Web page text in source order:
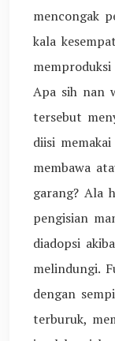
mencongak
kala
Apa sih nan
tersebut
diisi
membawa
garang? Ala
pengisian
diadopsi
melindungi.
dengan
terburuk,